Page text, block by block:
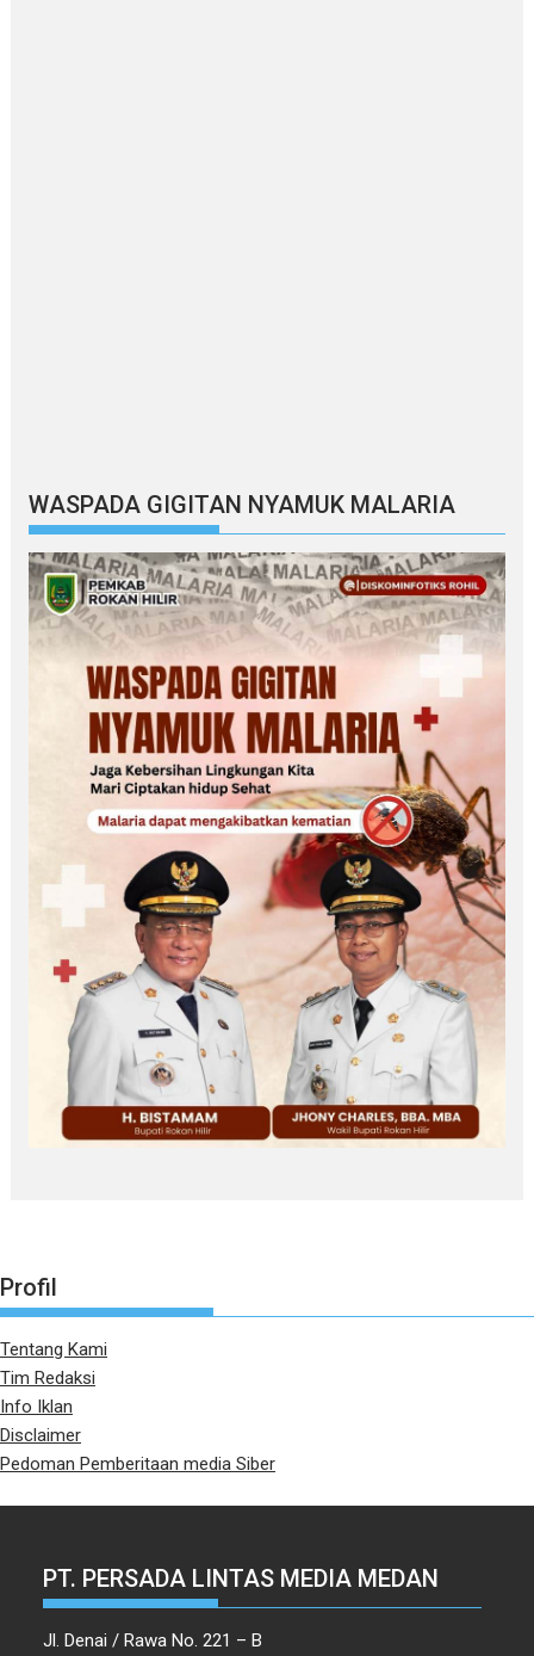
WASPADA GIGITAN NYAMUK MALARIA
Profil
Tentang Kami
Tim Redaksi
Info Iklan
Disclaimer
Pedoman Pemberitaan media Siber
PT. PERSADA LINTAS MEDIA MEDAN
Jl. Denai / Rawa No. 221 – B